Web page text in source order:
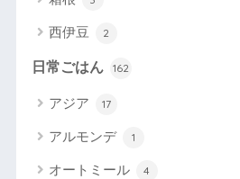
西伊豆 2
日常ごはん 162
アジア 17
アルモンデ 1
オートミール 4